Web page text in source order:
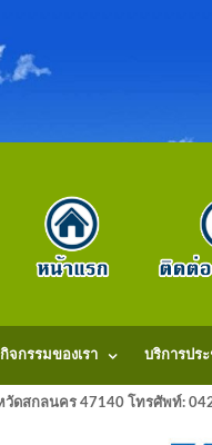
กิจกรรมของเรา บริการปร
สกลนคร 47140 โทรศัพท์: